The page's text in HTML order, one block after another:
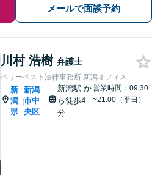
メールで面談予約
川村 浩樹 弁護士
ベリーベスト法律事務所 新潟オフィス
新
潟
県
|
新潟
市中
央区
新潟駅 か
ら徒歩4
分
営業時間：09:30
~21:00（平日）